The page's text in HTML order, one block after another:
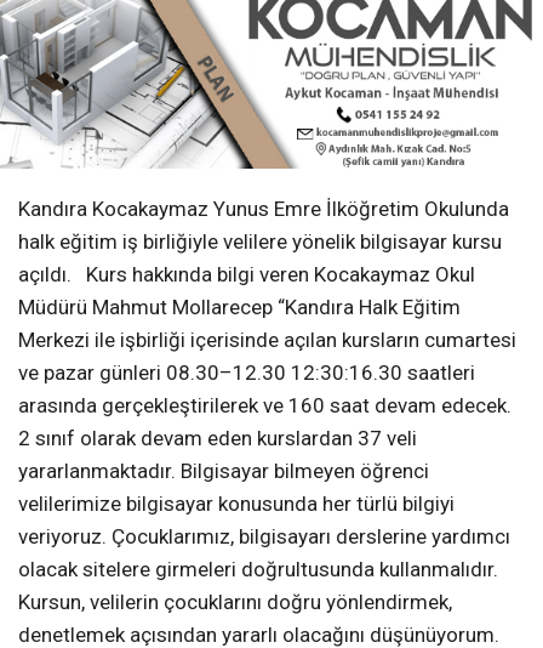
Kandıra Kocakaymaz Yunus Emre İlköğretim Okulunda
halk eğitim iş birliğiyle velilere yönelik bilgisayar kursu
açıldı. Kurs hakkında bilgi veren Kocakaymaz Okul
Müdürü Mahmut Mollarecep “Kandıra Halk Eğitim
Merkezi ile işbirliği içerisinde açılan kursların cumartesi
ve pazar günleri 08.30–12.30 12:30:16.30 saatleri
arasında gerçekleştirilerek ve 160 saat devam edecek.
2 sınıf olarak devam eden kurslardan 37 veli
yararlanmaktadır. Bilgisayar bilmeyen öğrenci
velilerimize bilgisayar konusunda her türlü bilgiyi
veriyoruz. Çocuklarımız, bilgisayarı derslerine yardımcı
olacak sitelere girmeleri doğrultusunda kullanmalıdır.
Kursun, velilerin çocuklarını doğru yönlendirmek,
denetlemek açısından yararlı olacağını düşünüyorum.